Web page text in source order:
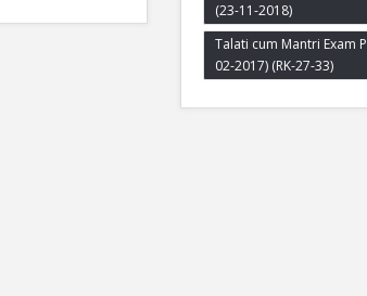
(23-11-2018)
Talati cum Mantri Exam
02-2017) (RK-27-33)